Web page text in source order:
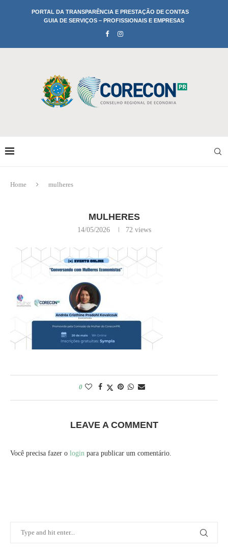
PORTAL DA TRANSPARÊNCIA E PRESTAÇÃO DE CONTAS
GUIA DE SERVIÇOS – PROFISSIONAIS E EMPRESAS
Home mulheres
MULHERES
14/05/2026 72views
0
LEAVE A COMMENT
Você precisa fazer o login para publicar um comentário.